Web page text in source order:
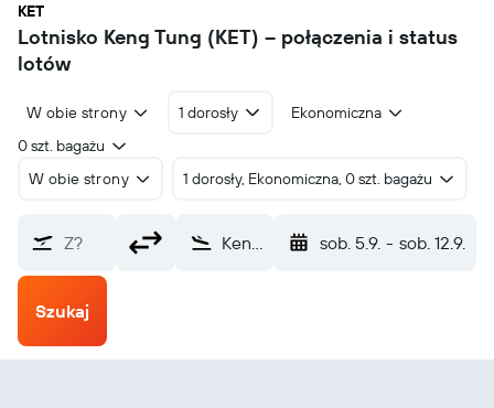
KET
Lotnisko Keng Tung (KET) – połączenia i status
lotów
W obie strony 1 dorosły
Ekonomiczna
0 szt. bagażu
W obie strony
1 dorosły, Ekonomiczna, 0 szt. bagażu
Z? Keng Tung (KET) sob. 5.9. - sob. 12.9.
Szukaj